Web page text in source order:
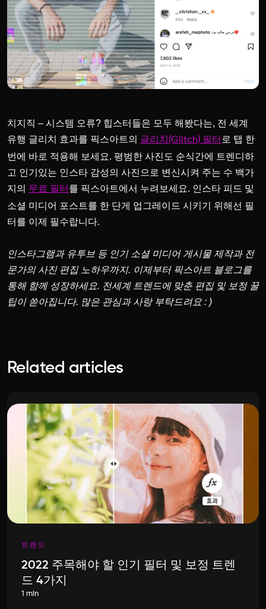
치지직 – 시스템 오류? 힙스터들은 모두 해봤다는, 전 세계
유행 글리치 효과를 픽스아트의 글리치(Glitch) 필터 로 탭 한
번에 바로 적용해 보세요. 평범한 사진도 순식간에 트렌디하
고 인기있는 인스타 감성의 사진으로 변신시켜 주는 수 백가
지의 무료 필터 를 픽스아트에서 누려보세요. 인스타 피드 및
소셜 미디어 포스트를 한 단게 업그레이드 시키기 위해선 필
터를 이제 필수랍니다.
인스타그램과 유투브 등 인기 소셜 미디어 게시물 제작과 전
문가의 사진 편집 노하우까지. 이제부터 픽스아트 블로그를
통해 함께 성장하세요. 전세계 트렌드에 맞춘 편집 및 보정 꿀
팁이 쏟아집니다. 많은 관심과 사랑 부탁드려요 : )
Related articles
트렌드
2022 주목해야 할 인기 필터 및 보정 트렌
드 4가지
1 min